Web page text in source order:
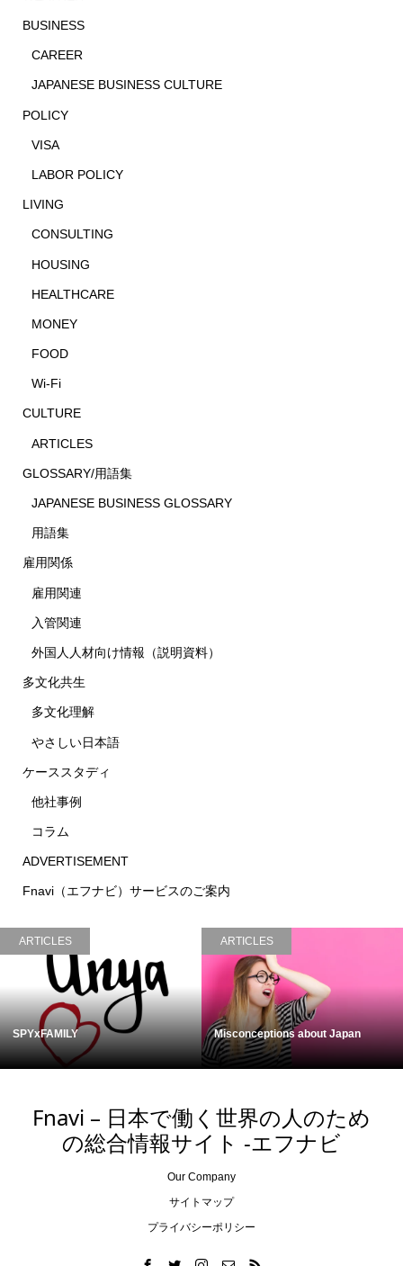
BUSINESS
CAREER
JAPANESE BUSINESS CULTURE
POLICY
VISA
LABOR POLICY
LIVING
CONSULTING
HOUSING
HEALTHCARE
MONEY
FOOD
Wi-Fi
CULTURE
ARTICLES
GLOSSARY/用語集
JAPANESE BUSINESS GLOSSARY
用語集
雇用関係
雇用関連
入管関連
外国人人材向け情報（説明資料）
多文化共生
多文化理解
やさしい日本語
ケーススタディ
他社事例
コラム
ADVERTISEMENT
Fnavi（エフナビ）サービスのご案内
ARTICLES
SPYxFAMILY
ARTICLES
Misconceptions about Japan
Fnavi – 日本で働く世界の人のため
の総合情報サイト -エフナビ
Our Company
サイトマップ
プライバシーポリシー